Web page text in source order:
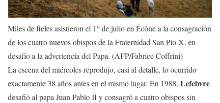
Miles de fieles asistieron el 1° de julio en Écône a la consagración
de los cuatro nuevos obispos de la Fraternidad San Pío X, en
desafío a la advertencia del Papa. (AFP/Fabrice Coffrini)
La escena del miércoles reprodujo, casi al detalle, lo ocurrido
exactamente 38 años antes en el mismo lugar. En 1988, Lefebvre
desafió al papa Juan Pablo II y consagró a cuatro obispos sin